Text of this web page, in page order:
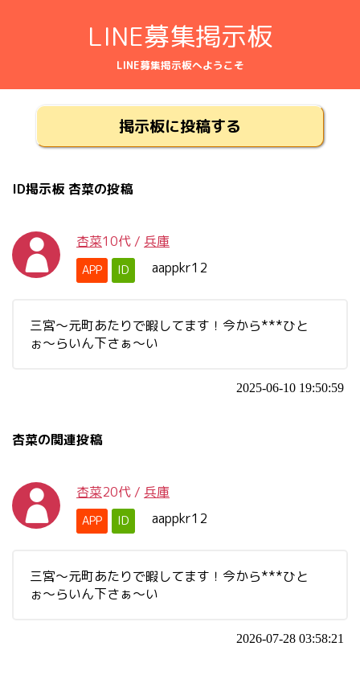
LINE募集掲示板
LINE募集掲示板へようこそ
掲示板に投稿する
ID掲示板 杏菜の投稿
杏菜10代 / 兵庫
APP ID aappkr12
三宮〜元町あたりで暇してます！今から***ひと
ぉ〜らいん下さぁ〜い
2025-06-10 19:50:59
杏菜の関連投稿
杏菜20代 / 兵庫
APP ID aappkr12
三宮〜元町あたりで暇してます！今から***ひと
ぉ〜らいん下さぁ〜い
2026-07-28 03:58:21